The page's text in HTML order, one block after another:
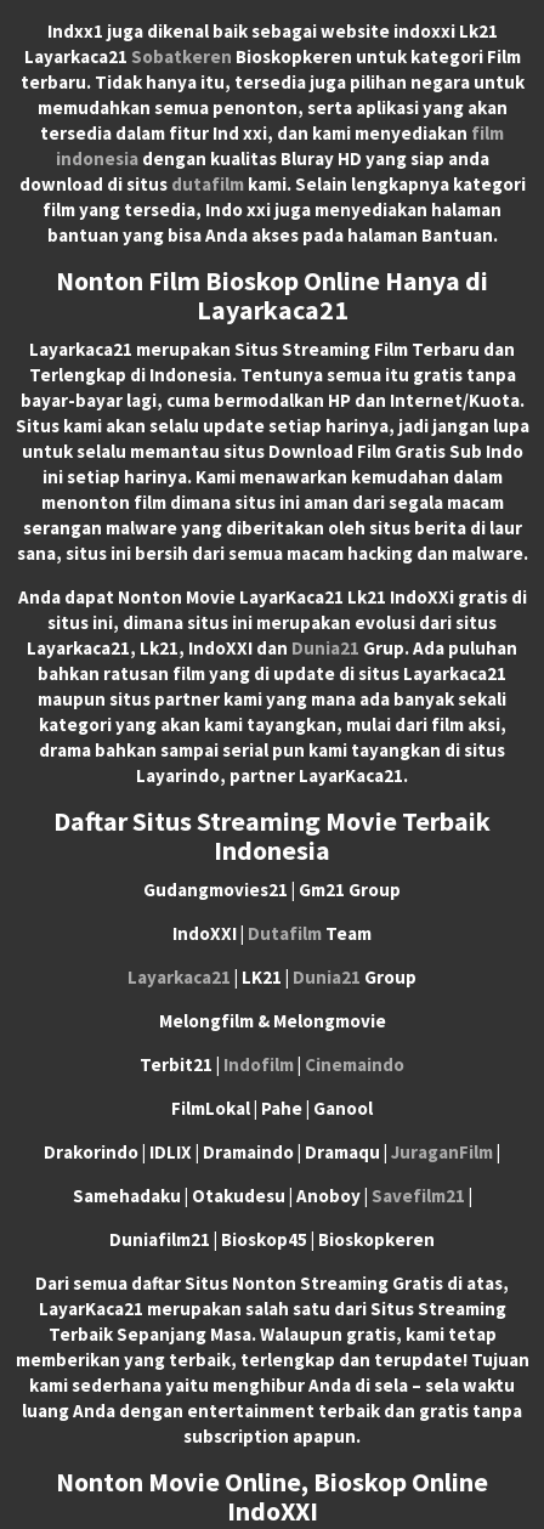
Indxx1 juga dikenal baik sebagai website indoxxi Lk21
Layarkaca21 Sobatkeren Bioskopkeren untuk kategori Film
terbaru. Tidak hanya itu, tersedia juga pilihan negara untuk
memudahkan semua penonton, serta aplikasi yang akan
tersedia dalam fitur Ind xxi, dan kami menyediakan film
indonesiadengan kualitas Bluray HD yang siap anda
download di situs dutafilmkami. Selain lengkapnya kategori
film yang tersedia, Indo xxi juga menyediakan halaman
bantuan yang bisa Anda akses pada halaman Bantuan.
Nonton Film Bioskop Online Hanya di
Layarkaca21
Layarkaca21 merupakan Situs Streaming Film Terbaru dan
Terlengkap di Indonesia. Tentunya semua itu gratis tanpa
bayar-bayar lagi, cuma bermodalkan HP dan Internet/Kuota.
Situs kami akan selalu update setiap harinya, jadi jangan lupa
untuk selalu memantau situs Download Film Gratis Sub Indo
ini setiap harinya. Kami menawarkan kemudahan dalam
menonton film dimana situs ini aman dari segala macam
serangan malware yang diberitakan oleh situs berita di laur
sana, situs ini bersih dari semua macam hacking dan malware.
Anda dapat Nonton Movie LayarKaca21 Lk21 IndoXXigratis di
situs ini, dimana situs ini merupakan evolusi dari situs
Layarkaca21, Lk21, IndoXXI dan Dunia21 Grup. Ada puluhan
bahkan ratusan film yang di update di situs Layarkaca21
maupun situs partner kami yang mana ada banyak sekali
kategori yang akan kami tayangkan, mulai dari film aksi,
drama bahkan sampai serial pun kami tayangkan di situs
Layarindo, partner LayarKaca21.
Daftar Situs Streaming Movie Terbaik
Indonesia
Gudangmovies21 | Gm21 Group
IndoXXI | Dutafilm Team
Layarkaca21 | LK21 | Dunia21 Group
Melongfilm & Melongmovie
Terbit21 | Indofilm| Cinemaindo
FilmLokal | Pahe | Ganool
Drakorindo | IDLIX | Dramaindo | Dramaqu | JuraganFilm|
Samehadaku | Otakudesu | Anoboy | Savefilm21 |
Duniafilm21 | Bioskop45 | Bioskopkeren
Dari semua daftar Situs Nonton Streaming Gratis di atas,
LayarKaca21 merupakan salah satu dari Situs Streaming
Terbaik Sepanjang Masa. Walaupun gratis, kami tetap
memberikan yang terbaik, terlengkap dan terupdate! Tujuan
kami sederhana yaitu menghibur Anda di sela – sela waktu
luang Anda dengan entertainment terbaik dan gratis tanpa
subscription apapun.
Nonton Movie Online, Bioskop Online
IndoXXI